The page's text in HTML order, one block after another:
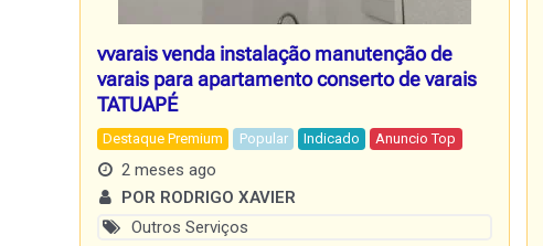
vvarais venda instalação manutenção de
varais para apartamento conserto de varais
TATUAPÉ
Destaque Premium Popular Indicado Anuncio Top
2 meses ago
POR RODRIGO XAVIER
Outros Serviços